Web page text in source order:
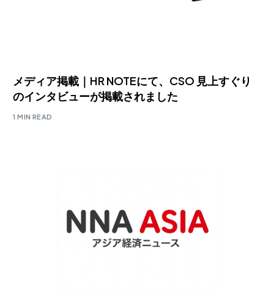
メディア掲載｜HR NOTEにて、CSO 見上すぐり
のインタビューが掲載されました
1 MIN READ